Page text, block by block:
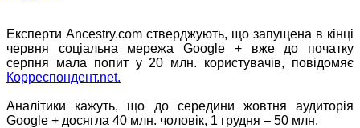
Експерти Ancestry.com стверджують, що запущена в кінці
червня соціальна мережа Google + вже до початку
серпня мала попит у 20 млн. користувачів, повідомяє
Корреспондент.net.
Аналітики кажуть, що до середини жовтня аудиторія
Google + досягла 40 млн. чоловік, 1 грудня – 50 млн.